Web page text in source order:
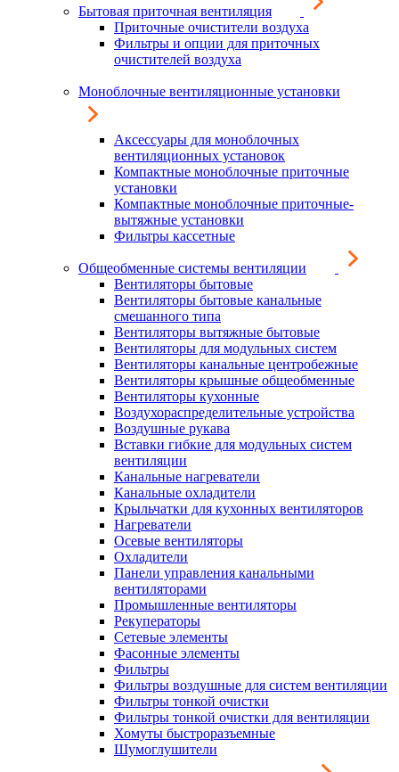
Бытовая приточная вентиляция
Приточные очистители воздуха
Фильтры и опции для приточных
очистителей воздуха
Моноблочные вентиляционные установки
Аксессуары для моноблочных
вентиляционных установок
Компактные моноблочные приточные
установки
Компактные моноблочные приточные-
вытяжные установки
Фильтры кассетные
Общеобменные системы вентиляции
Вентиляторы бытовые
Вентиляторы бытовые канальные
смешанного типа
Вентиляторы вытяжные бытовые
Вентиляторы для модульных систем
Вентиляторы канальные центробежные
Вентиляторы крышные общеобменные
Вентиляторы кухонные
Воздухораспределительные устройства
Воздушные рукава
Вставки гибкие для модульных систем
вентиляции
Канальные нагреватели
Канальные охладители
Крыльчатки для кухонных вентиляторов
Нагреватели
Осевые вентиляторы
Охладители
Панели управления канальными
вентиляторами
Промышленные вентиляторы
Рекуператоры
Сетевые элементы
Фасонные элементы
Фильтры
Фильтры воздушные для систем вентиляции
Фильтры тонкой очистки
Фильтры тонкой очистки для вентиляции
Хомуты быстроразъемные
Шумоглушители